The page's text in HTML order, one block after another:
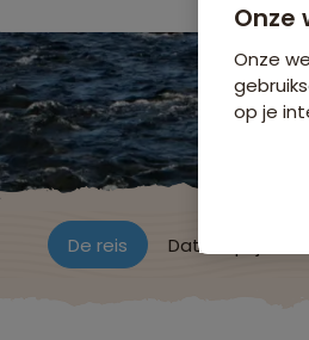
De reis Data & prijzen
Onze
Onze
op je